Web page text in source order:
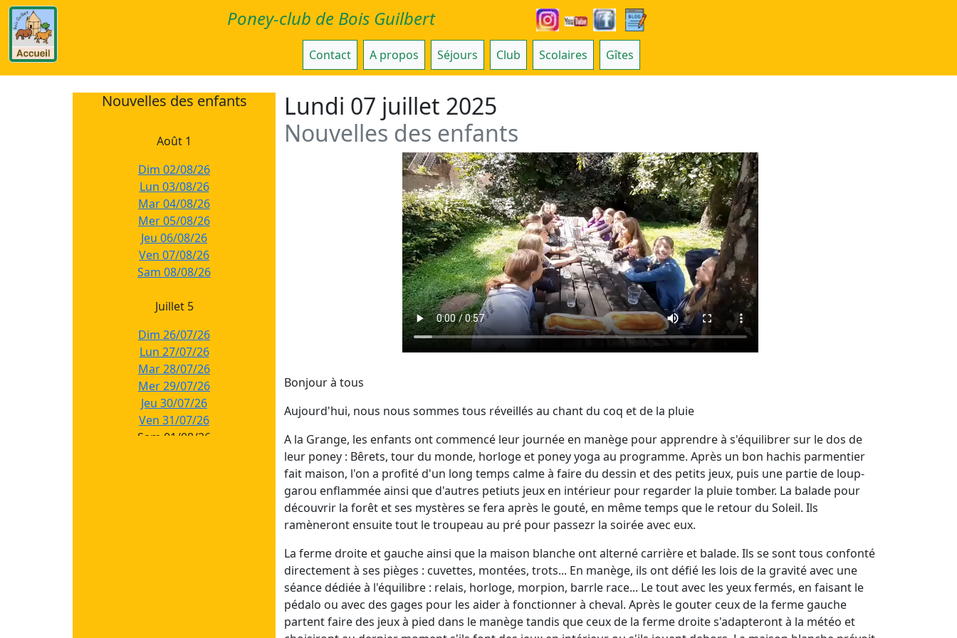
Poney-club de Bois Guilbert
Contact A propos Séjours Club Scolaires Gîtes
Nouvelles des enfants
Août 1
Dim 02/08/26
Lun 03/08/26
Mar 04/08/26
Mer 05/08/26
Jeu 06/08/26
Ven 07/08/26
Sam 08/08/26
Juillet 5
Dim 26/07/26
Lun 27/07/26
Mar 28/07/26
Mer 29/07/26
Jeu 30/07/26
Ven 31/07/26
Sam 01/08/26
Lundi 07 juillet 2025
Nouvelles des enfants
Bonjour à tous
Aujourd'hui, nous nous sommes tous réveillés au chant du coq et de la pluie
A la Grange, les enfants ont commencé leur journée en manège pour apprendre à s'équilibrer sur le dos de
leur poney : Bêrets, tour du monde, horloge et poney yoga au programme. Après un bon hachis parmentier
fait maison, l'on a profité d'un long temps calme à faire du dessin et des petits jeux, puis une partie de loup-
garou enflammée ainsi que d'autres petiuts jeux en intérieur pour regarder la pluie tomber. La balade pour
découvrir la forêt et ses mystères se fera après le gouté, en même temps que le retour du Soleil. Ils
ramèneront ensuite tout le troupeau au pré pour passezr la soirée avec eux.
La ferme droite et gauche ainsi que la maison blanche ont alterné carrière et balade. Ils se sont tous confonté
directement à ses pièges : cuvettes, montées, trots... En manège, ils ont défié les lois de la gravité avec une
séance dédiée à l'équilibre : relais, horloge, morpion, barrle race... Le tout avec les yeux fermés, en faisant le
pédalo ou avec des gages pour les aider à fonctionner à cheval. Après le gouter ceux de la ferme gauche
partent faire des jeux à pied dans le manège tandis que ceux de la ferme droite s'adapteront à la météo et